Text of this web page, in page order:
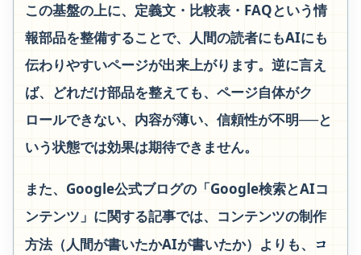
この基盤の上に、定義文・比較表・FAQという情
報部品を整備することで、人間の読者にもAIにも
伝わりやすいページが出来上がります。逆に言え
ば、どれだけ部品を整えても、ページ自体がク
ロールできない、内容が薄い、信頼性が不明──と
いう状態では効果は期待できません。
また、Google公式ブログの「Google検索とAIコ
ンテンツ」に関する記事では、コンテンツの制作
方法（人間が書いたかAIが書いたか）よりも、 コ